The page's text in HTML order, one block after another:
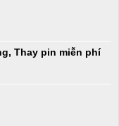
Thay pin miễn phí